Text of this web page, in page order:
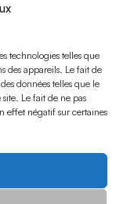
technologies telles que
des appareils. Le fait de
données telles que le
Le fait de ne pas
effet négatif sur certaines